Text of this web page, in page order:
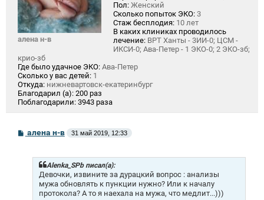
алена н-в
Пол: Женский
Сколько попыток ЭКО: 3
Стаж бесплодия: 10 лет
В каких клиниках проводилось
лечение: ВРТ Ханты - 3ИИ-0; ЦСМ -
ИКСИ-0; Ава-Петер - 1 ЭКО-0; 2 ЭКО-зб;
крио-зб
Где было удачное ЭКО: Ава-Петер
Сколько у вас детей: 1
Откуда: нижневартовск-екатеринбург
Благодарил (а): 200 раз
Поблагодарили: 3943 раза
Салена н-в 31 май 2019, 12:33
Alenka_SPb писал(а):
Девочки, извините за дурацкий вопрос : анализы
мужа обновлять к пункции нужно? Или к началу
протокола? А то я наехала на мужа, что медлит...)))